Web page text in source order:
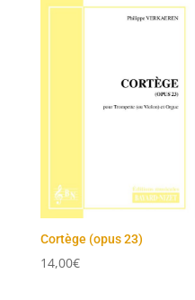
Cortège (opus 23)
14,00€